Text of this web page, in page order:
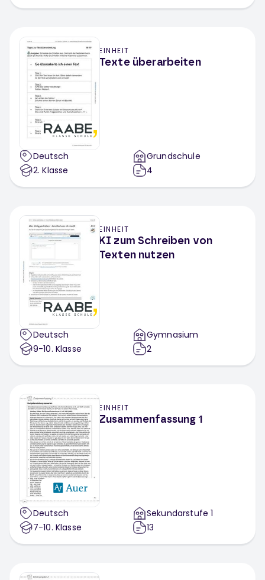
EINHEIT
Texte überarbeiten
Deutsch
2. Klasse
Grundschule
4
EINHEIT
KI zum Schreiben von
Texten nutzen
Deutsch
9-10. Klasse
Gymnasium
2
EINHEIT
Zusammenfassung 1
Deutsch
7-10. Klasse
Sekundarstufe 1
13